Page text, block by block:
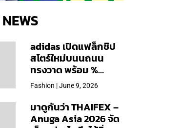
adidas เปิดแฟล็กชิป
สโตร์ใหม่บนนถนน
ทรงวาด พร้อม %
Arabica และคอลเลก
ชันพิเศษเฉพาะสาขา
Fashion | June 9, 2026
มาดูกันว่า THAIFEX –
Anuga Asia 2026 จัด